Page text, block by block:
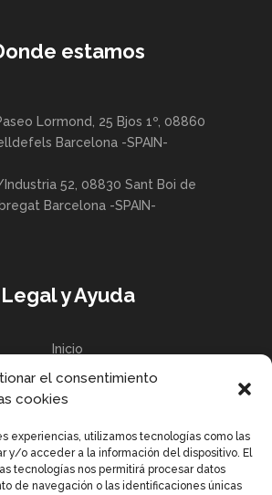
el consentimiento
cookies
experiencias, utilizamos tecnologías como las
y/o acceder a la información del dispositivo. El
tecnologías nos permitirá procesar datos
de navegación o las identificaciones únicas
estamos
Lormond, 25 Bjos 1º, 08860
Barcelona -SPAIN-
Industria 52, 08830 Sant Boi de
Barcelona -SPAIN-
Legal y Ayuda
Inicio
Política de privacidad